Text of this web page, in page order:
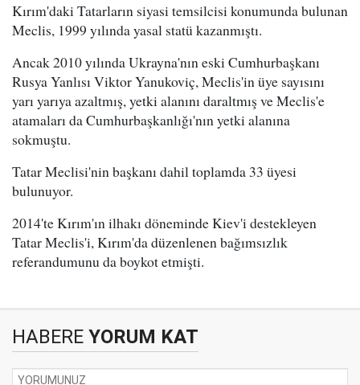
Kırım'daki Tatarların siyasi temsilcisi konumunda bulunan
Meclis, 1999 yılında yasal statü kazanmıştı.
Ancak 2010 yılında Ukrayna'nın eski Cumhurbaşkanı
Rusya Yanlısı Viktor Yanukoviç, Meclis'in üye sayısını
yarı yarıya azaltmış, yetki alanını daraltmış ve Meclis'e
atamaları da Cumhurbaşkanlığı'nın yetki alanına
sokmuştu.
Tatar Meclisi'nin başkanı dahil toplamda 33 üyesi
bulunuyor.
2014'te Kırım'ın ilhakı döneminde Kiev'i destekleyen
Tatar Meclis'i, Kırım'da düzenlenen bağımsızlık
referandumunu da boykot etmişti.
HABERE YORUM KAT